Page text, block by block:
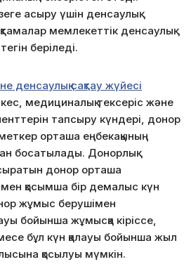
асыру үшін денсаулық
мемлекеттік денсаулық
беріледі.
денсаулық сақтау жүйесі
медициналық тексеріс және
тапсыру күндері, донор
орташа еңбекақының
босатылады. Донорлық
донор орташа
қосымша бір демалыс күн
жұмыс берушімен
бойынша жұмысқа кіріссе,
бұл күн қалауы бойынша жыл
қосылуы мүмкін.